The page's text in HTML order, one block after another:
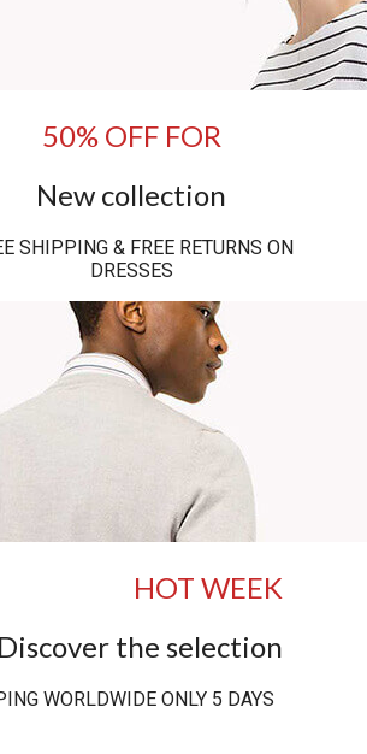
50% OFF FOR
New collection
SHIPPING & FREE RETURNS ON
DRESSES
HOT WEEK
Discover the selection
WORLDWIDE ONLY 5 DAYS